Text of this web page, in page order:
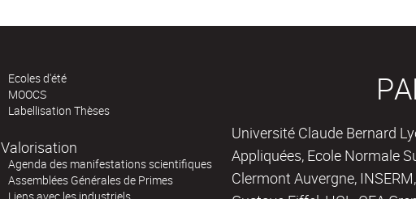
Ecoles d'été
MOOCS
Labellisation Thèses
Valorisation
Agenda des manifestations scientifiques
Assemblées Générales de Primes
Université Claude Bernard
Appliquées, Ecole Normale
Clermont Auvergne,